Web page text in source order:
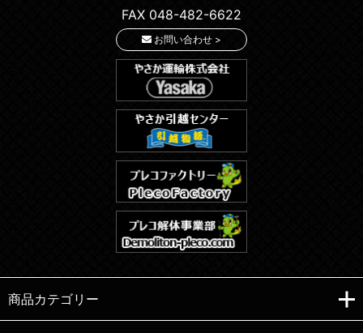
FAX 048-482-6622
お問い合わせ >
商品カテゴリー